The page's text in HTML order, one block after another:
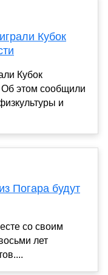
Кубок
Кубок
Об этом сообщили
и
Погара будут
со своим
лет